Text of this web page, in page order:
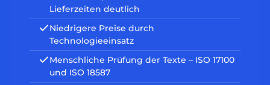
Lieferzeiten deutlich
Niedrigere Preise durch
Technologieeinsatz
Menschliche Prüfung der Texte – ISO 17100
und ISO 18587